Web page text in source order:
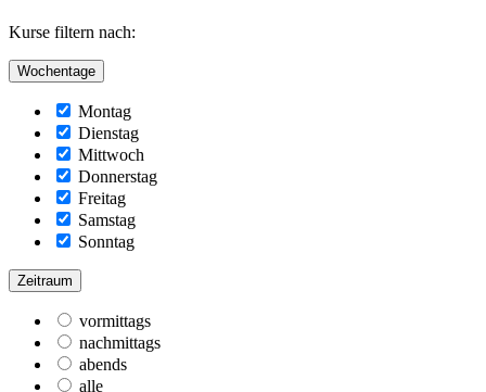
Kurse filtern nach:
Wochentage
Montag
Dienstag
Mittwoch
Donnerstag
Freitag
Samstag
Sonntag
Zeitraum
vormittags
nachmittags
abends
alle